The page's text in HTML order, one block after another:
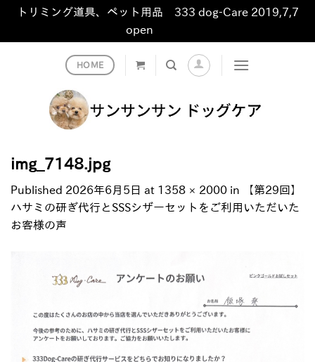
トリミング道具、ペット用品 333 dog-Care 2019,7,7
open
HOME
img_7148.jpg
Published 2026年6月5日 at 1358 × 2000 in
【第29回】
ハサミの研ぎ代行とSSSシザーセットをご利用いただいた
お客様の声